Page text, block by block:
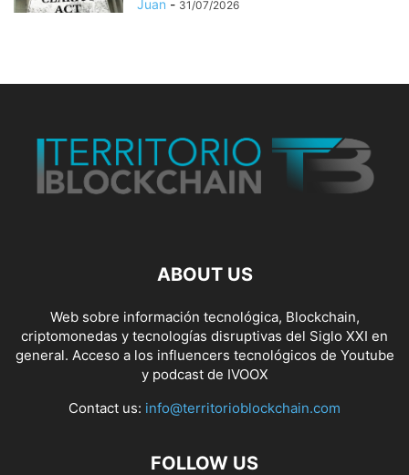
Juan - 31/07/2026
ABOUT US
Web sobre información tecnológica, Blockchain,
criptomonedas y tecnologías disruptivas del Siglo XXI en
general. Acceso a los influencers tecnológicos de Youtube
y podcast de IVOOX
Contact us: info@territorioblockchain.com
FOLLOW US